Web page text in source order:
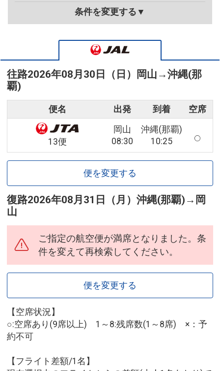
条件を変更する▼
往路2026年08月30日（日） 岡山 →沖縄(那
覇)
便名 出発 到着 空席
13便
岡山
08:30
沖縄(那覇)
10:25
便を変更する
復路2026年08月31日（月） 沖縄(那覇) → 岡
山
ご指定の航空便が満席となりました。条
件を変えて再検索してください。
便を変更する
【空席状況】
○:空席あり(9席以上) 1～8:残席数(1～8席) ×：予
約不可
【フライト差額/1名】